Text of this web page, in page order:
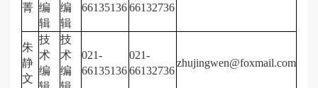
菁 编
辑
编
辑
6613513666132736
朱
静
文
技
术
编
技
术
编
021-
66135136
021-
66132736
zhujingwen@foxmail.com